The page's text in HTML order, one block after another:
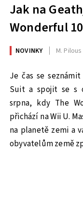
Jak na
Wonderful
NOVINKY M. Pilous
Je čas se seznámit
Suit a spojit se s
srpna, kdy The
přichází na Wii U.
na planetě zemi a
obyvatelům země